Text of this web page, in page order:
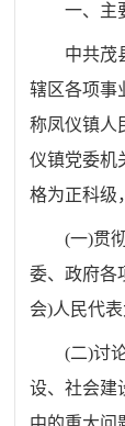
一、主
中共茂
辖区各项事
称凤仪镇人
仪镇党委机
格为正科级
(一)贯
委、政府各
会)人民代
(二)讨
设、社会建